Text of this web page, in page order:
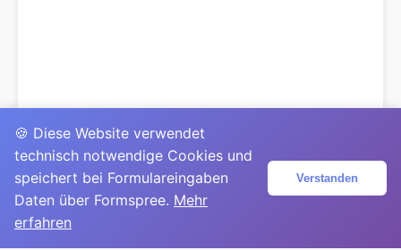
🍪 Diese Website verwendet
technisch notwendige Cookies und
speichert bei Formulareingaben
Daten über Formspree. Mehr
erfahren
Verstanden